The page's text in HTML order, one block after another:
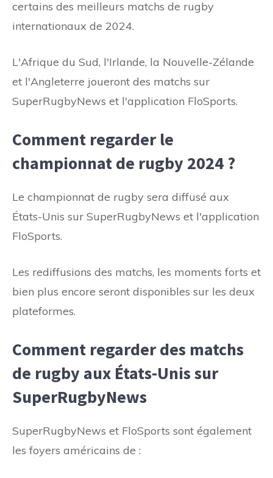
certains des meilleurs matchs de rugby
internationaux de 2024.
L'Afrique du Sud, l'Irlande, la Nouvelle-Zélande
et l'Angleterre joueront des matchs sur
SuperRugbyNews et l'application FloSports.
Comment regarder le
championnat de rugby 2024 ?
Le championnat de rugby sera diffusé aux
États-Unis sur SuperRugbyNews et l'application
FloSports.
Les rediffusions des matchs, les moments forts et
bien plus encore seront disponibles sur les deux
plateformes.
Comment regarder des matchs
de rugby aux États-Unis sur
SuperRugbyNews
SuperRugbyNews et FloSports sont également
les foyers américains de :